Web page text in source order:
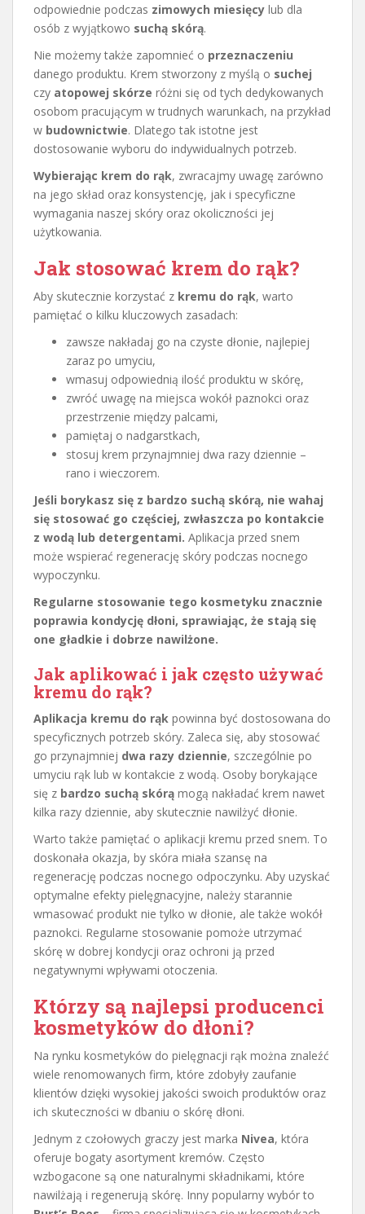
odpowiednie podczas zimowych miesięcy lub dla
osób z wyjątkowo suchą skórą.
Nie możemy także zapomnieć o przeznaczeniu
danego produktu. Krem stworzony z myślą o suchej
czy atopowej skórze różni się od tych dedykowanych
osobom pracującym w trudnych warunkach, na przykład
w budownictwie. Dlatego tak istotne jest
dostosowanie wyboru do indywidualnych potrzeb.
Wybierając krem do rąk, zwracajmy uwagę zarówno
na jego skład oraz konsystencję, jak i specyficzne
wymagania naszej skóry oraz okoliczności jej
użytkowania.
Jak stosować krem do rąk?
Aby skutecznie korzystać z kremu do rąk, warto
pamiętać o kilku kluczowych zasadach:
zawsze nakładaj go na czyste dłonie, najlepiej
zaraz po umyciu,
wmasuj odpowiednią ilość produktu w skórę,
zwróć uwagę na miejsca wokół paznokci oraz
przestrzenie między palcami,
pamiętaj o nadgarstkach,
stosuj krem przynajmniej dwa razy dziennie –
rano i wieczorem.
Jeśli borykasz się z bardzo suchą skórą, nie wahaj
się stosować go częściej, zwłaszcza po kontakcie
z wodą lub detergentami. Aplikacja przed snem
może wspierać regenerację skóry podczas nocnego
wypoczynku.
Regularne stosowanie tego kosmetyku znacznie
poprawia kondycję dłoni, sprawiając, że stają się
one gładkie i dobrze nawilżone.
Jak aplikować i jak często używać
kremu do rąk?
Aplikacja kremu do rąk powinna być dostosowana do
specyficznych potrzeb skóry. Zaleca się, aby stosować
go przynajmniej dwa razy dziennie, szczególnie po
umyciu rąk lub w kontakcie z wodą. Osoby borykające
się z bardzo suchą skórą mogą nakładać krem nawet
kilka razy dziennie, aby skutecznie nawilżyć dłonie.
Warto także pamiętać o aplikacji kremu przed snem. To
doskonała okazja, by skóra miała szansę na
regenerację podczas nocnego odpoczynku. Aby uzyskać
optymalne efekty pielęgnacyjne, należy starannie
wmasować produkt nie tylko w dłonie, ale także wokół
paznokci. Regularne stosowanie pomoże utrzymać
skórę w dobrej kondycji oraz ochroni ją przed
negatywnymi wpływami otoczenia.
Którzy są najlepsi producenci
kosmetyków do dłoni?
Na rynku kosmetyków do pielęgnacji rąk można znaleźć
wiele renomowanych firm, które zdobyły zaufanie
klientów dzięki wysokiej jakości swoich produktów oraz
ich skuteczności w dbaniu o skórę dłoni.
Jednym z czołowych graczy jest marka Nivea, która
oferuje bogaty asortyment kremów. Często
wzbogacone są one naturalnymi składnikami, które
nawilżają i regenerują skórę. Inny popularny wybór to